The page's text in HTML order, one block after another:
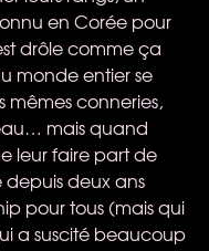
en Corée pour
drôle comme ça
monde entier se
conneries,
mais quand
leur faire part de
depuis deux ans
pour tous (mais qui
a suscité beaucoup